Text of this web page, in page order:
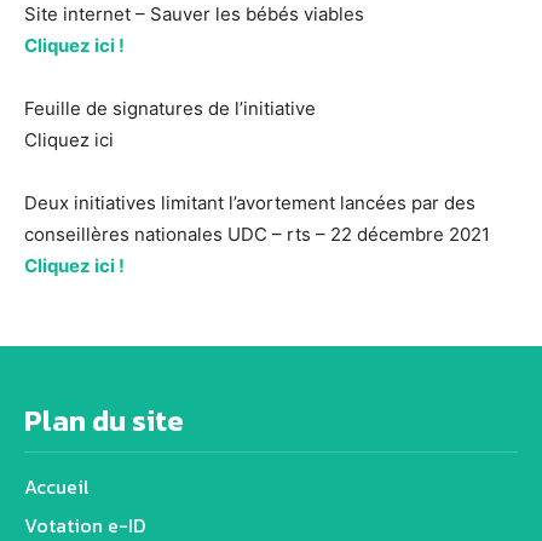
Site internet – Sauver les bébés viables
Cliquez ici !
Feuille de signatures de l’initiative
Cliquez ici
Deux initiatives limitant l’avortement lancées par des
conseillères nationales UDC – rts – 22 décembre 2021
Cliquez ici !
Plan du site
Accueil
Votation e-ID